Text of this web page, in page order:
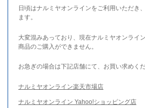
日頃はナルミヤオンラインをご利用いただき
ます。
大変混みあっており、現在ナルミヤオンライ
商品のご購入ができません。
お急ぎの場合は下記店舗にて、お買い求めくだ
ナルミヤオンライン楽天市場店
ナルミヤオンライン Yahoo!ショッピング店